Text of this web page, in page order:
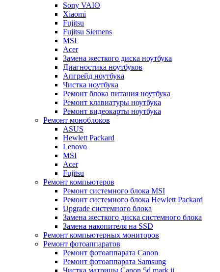
Sony VAIO
Xiaomi
Fujitsu
Fujitsu Siemens
MSI
Acer
Замена жесткого диска ноутбука
Диагностика ноутбуков
Апгрейд ноутбука
Чистка ноутбука
Ремонт блока питания ноутбука
Ремонт клавиатуры ноутбука
Ремонт видеокарты ноутбука
Ремонт моноблоков
ASUS
Hewlett Packard
Lenovo
MSI
Acer
Fujitsu
Ремонт компьютеров
Ремонт системного блока MSI
Ремонт системного блока Hewlett Packard
Upgrade системного блока
Замена жесткого диска системного блока
Замена накопителя на SSD
Ремонт компьютерных мониторов
Ремонт фотоаппаратов
Ремонт фотоаппарата Canon
Ремонт фотоаппарата Samsung
Чистка матрицы Canon 5d mark ii